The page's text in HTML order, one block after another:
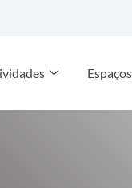
Espaços